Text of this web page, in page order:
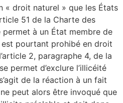
« droit naturel » que les États
51 de la Charte des
à un État membre de
pourtant prohibé en droit
2, paragraphe 4, de la
permet d’exclure l’illicéité
de la réaction à un fait
peut alors être invoqué que